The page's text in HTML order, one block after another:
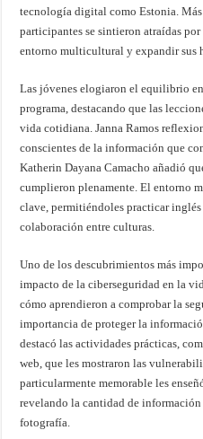
tecnología digital como Estonia.
participantes se sintieron atraídas
entorno multicultural y expandir sus
Las jóvenes elogiaron el equilibrio
programa, destacando que las
vida cotidiana. Janna Ramos
conscientes de la información que
Katherin Dayana Camacho añadió
cumplieron plenamente. El entorno
clave, permitiéndoles practicar
colaboración entre culturas.
Uno de los descubrimientos más
impacto de la ciberseguridad en la
cómo aprendieron a comprobar la
importancia de proteger la
destacó las actividades prácticas,
web, que les mostraron las
particularmente memorable les
revelando la cantidad de
fotografía.